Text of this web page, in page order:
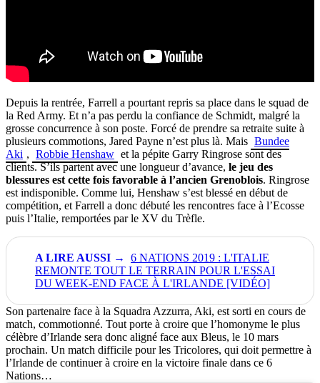
Depuis la rentrée, Farrell a pourtant repris sa place dans le squad de
la Red Army. Et n’a pas perdu la confiance de Schmidt, malgré la
grosse concurrence à son poste. Forcé de prendre sa retraite suite à
plusieurs commotions, Jared Payne n’est plus là. Mais Bundee
Aki , Robbie Henshaw et la pépite Garry Ringrose sont des
clients. S’ils partent avec une longueur d’avance, le jeu des
blessures est cette fois favorable à l’ancien Grenoblois. Ringrose
est indisponible. Comme lui, Henshaw s’est blessé en début de
compétition, et Farrell a donc débuté les rencontres face à l’Ecosse
puis l’Italie, remportées par le XV du Trèfle.
6 NATIONS 2019 : L'ITALIE
REMONTE TOUT LE TERRAIN POUR L'ESSAI
DU WEEK-END FACE À L'IRLANDE [VIDÉO]
Son partenaire face à la Squadra Azzurra, Aki, est sorti en cours de
match, commotionné. Tout porte à croire que l’homonyme le plus
célèbre d’Irlande sera donc aligné face aux Bleus, le 10 mars
prochain. Un match difficile pour les Tricolores, qui doit permettre à
l’Irlande de continuer à croire en la victoire finale dans ce 6
Nations…